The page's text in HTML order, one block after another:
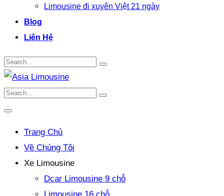
Limousine đi xuyên Việt 21 ngày
Blog
Liên Hệ
Trang Chủ
Về Chúng Tôi
Xe Limousine
Dcar Limousine 9 chỗ